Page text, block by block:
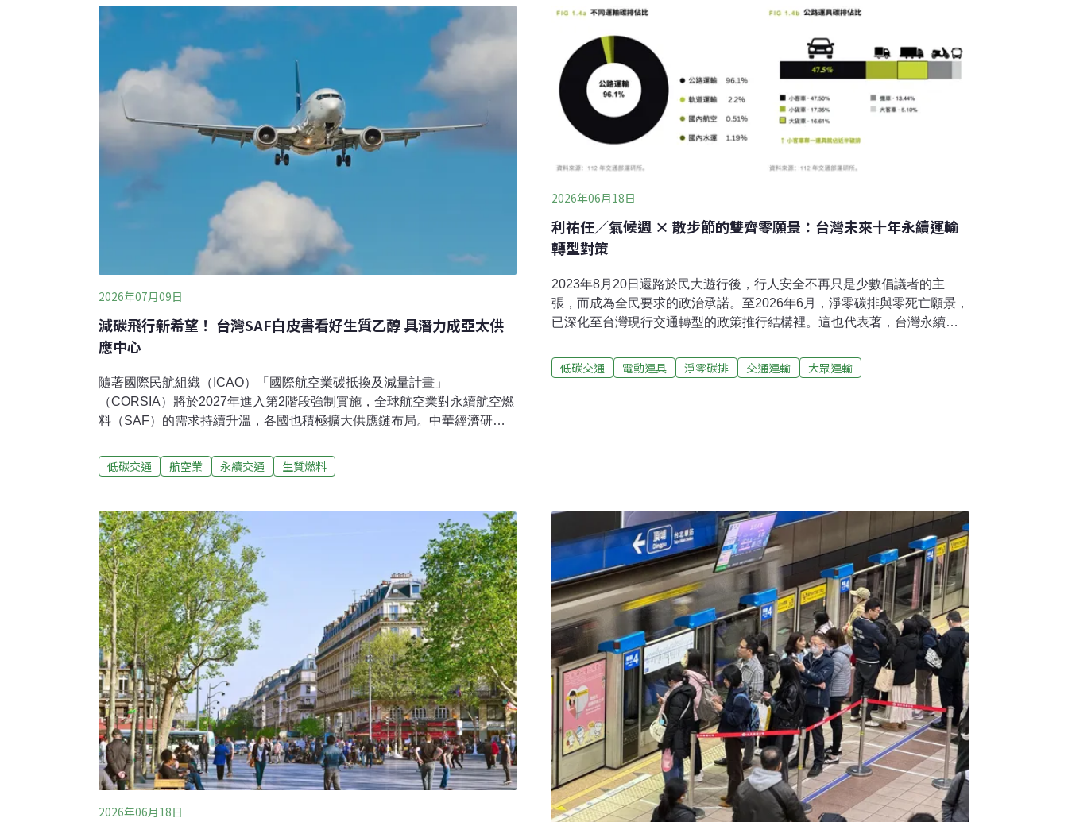
府機關和國營事業對談，探討重新推動酒精汽油的可能性。酒精汽油重回
輸減碳途徑之一。經濟部標準檢驗局上月9日修訂兩項國家標準：
CNS12614（車用無鉛汽油）正式新增「E10酒精汽油」品項，以及C
2026年07月09日
減碳飛行新希望！ 台灣SAF白皮書看好生質乙醇 具潛力成亞太供
應中心
隨著國際民航組織（ICAO）「國際航空業碳抵換及減量計畫」
（CORSIA）將於2027年進入第2階段強制實施，全球航空業對永續航空燃
料（SAF）的需求持續升溫，各國也積極擴大供應鏈布局。中華經濟研究
書》，分析台灣發展SAF產業的困境與機會，並提出未來10年的政策路
徑，盼結合國際供應鏈與本土製造能量，提升航空減碳競爭力與產業商
HEFA（廢油脂轉製）、ATJ（酒精轉航油）、FT（費托合成）等不同SAF
技術路徑的系統性評估，並擘劃未來十年的政策路徑圖。報告指出，對台
灣而言，SAF技術的評估核心，不僅在於「某一路徑是否技術、成本可
行」，而在於其是否能在本地資源結構與制度前提下，形成可擴張、可治
理且可隨時間修正的實際發展路徑。計畫主持人、中經院能源與環境研究
低碳交通 航空業 永續交通 生質燃料
2026年06月18日
利祐任／氣候週 × 散步節的雙齊零願景：台灣未來十年永續運輸
轉型對策
2023年8月20日還路於民大遊行後，行人安全不再只是少數倡議者的主
張，而成為全民要求的政治承諾。至2026年6月，淨零碳排與零死亡願景，
已深化至台灣現行交通轉型的政策推行結構裡。這也代表著，台灣永續運
上變得更為確切。 因此，「台灣氣候行動網絡」與「還路於民」將在一系
列的活動盤點台灣交通政策未來轉型的方向，同時也發布街道願景報告
低碳交通 電動運具 淨零碳排 交通運輸 大眾運輸
2026年06月18日